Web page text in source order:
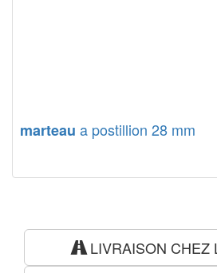
marteau a postillion 28 mm
LIVRAISON CHEZ